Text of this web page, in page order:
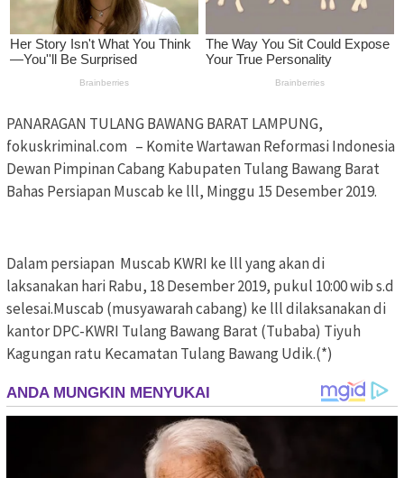
PANARAGAN TULANG BAWANG BARAT LAMPUNG,
fokuskriminal.com – Komite Wartawan Reformasi Indonesia
Dewan Pimpinan Cabang Kabupaten Tulang Bawang Barat
Bahas Persiapan Muscab ke lll, Minggu 15 Desember 2019.
Dalam persiapan Muscab KWRI ke lll yang akan di
laksanakan hari Rabu, 18 Desember 2019, pukul 10:00 wib s.d
selesai.Muscab (musyawarah cabang) ke lll dilaksanakan di
kantor DPC-KWRI Tulang Bawang Barat (Tubaba) Tiyuh
Kagungan ratu Kecamatan Tulang Bawang Udik.(*)